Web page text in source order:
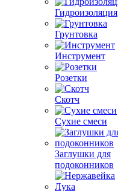
Гидроизоляция
Грунтовка
Инструмент
Розетки
Скотч
Сухие смеси
Заглушки для
подоконников